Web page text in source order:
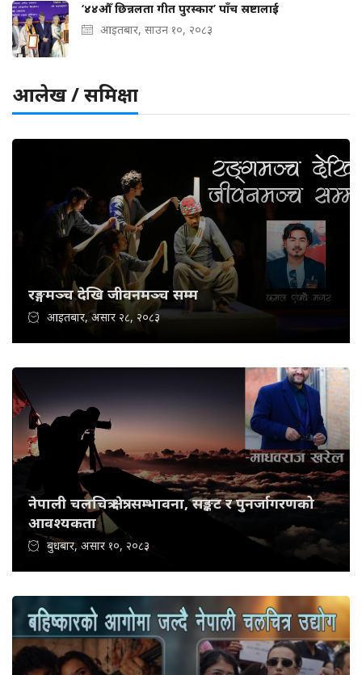
‘४४औँ छिन्नलता गीत पुरस्कार’ पाँच स्रष्टालाई
आइतबार, साउन १०, २०८३
आलेख / समिक्षा
रङ्गमञ्च देखि जीवनमञ्च सम्म
आइतबार, असार २८, २०८३
नेपाली चलचित्र क्षेत्र: सम्भावना, सङ्कट र पुनर्जागरणको
आवश्यकता
बुधबार, असार १०, २०८३